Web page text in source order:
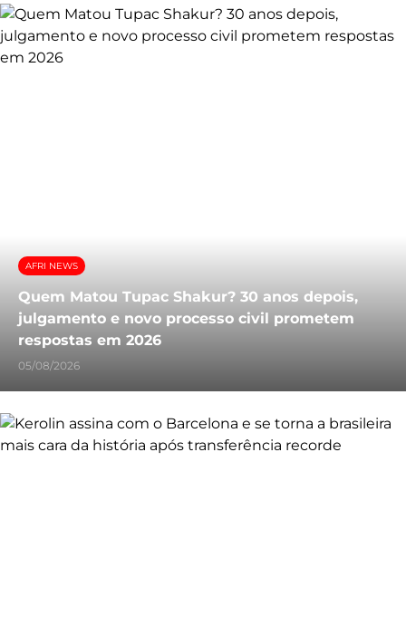
AFRI NEWS
Quem Matou Tupac Shakur? 30 anos depois,
julgamento e novo processo civil prometem
respostas em 2026
05/08/2026